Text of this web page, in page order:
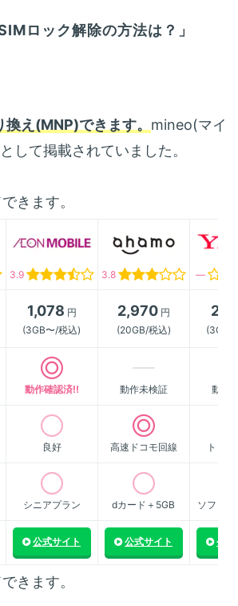
ロック解除の方法は？」
え(MNP)できます。 mineo(マイ
して掲載されていました。
きます。
3.9 3.8 ―
1,078 円
(3GB〜/税込)
2,970円
(20GB/税込)
(3GB〜
動作確認済!! 動作未検証 動作
良好 高速ドコモ回線 トップ
シニアプラン dカード＋5GB ソフト
公式サイト 公式サイト 公式
きます。